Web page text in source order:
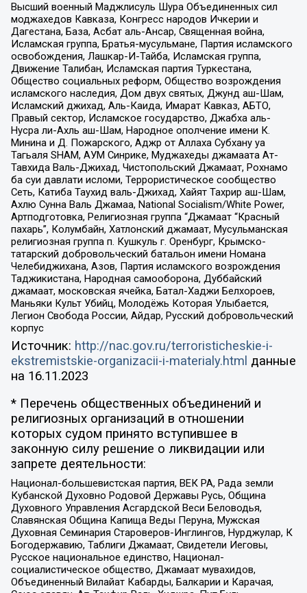
Высший военный Маджлисуль Шура Объединенных сил
моджахедов Кавказа, Конгресс народов Ичкерии и
Дагестана, База, Асбат аль-Ансар, Священная война,
Исламская группа, Братья-мусульмане, Партия исламского
освобождения, Лашкар-И-Тайба, Исламская группа,
Движение Талибан, Исламская партия Туркестана,
Общество социальных реформ, Общество возрождения
исламского наследия, Дом двух святых, Джунд аш-Шам,
Исламский джихад, Аль-Каида, Имарат Кавказ, АБТО,
Правый сектор, Исламское государство, Джабха аль-
Нусра ли-Ахль аш-Шам, Народное ополчение имени К.
Минина и Д. Пожарского, Аджр от Аллаха Субхану уа
Тагьаля SHAM, АУМ Синрике, Муджахеды джамаата Ат-
Тавхида Валь-Джихад, Чистопольский Джамаат, Рохнамо
ба суи давлати исломи, Террористическое сообщество
Сеть, Катиба Таухид валь-Джихад, Хайят Тахрир аш-Шам,
Ахлю Сунна Валь Джамаа, National Socialism/White Power,
Артподготовка, Религиозная группа “Джамаат “Красный
пахарь”, Колумбайн, Хатлонский джамаат, Мусульманская
религиозная группа п. Кушкуль г. Оренбург, Крымско-
татарский добровольческий батальон имени Номана
Челебиджихана, Азов, Партия исламского возрождения
Таджикистана, Народная самооборона, Дуббайский
джамаат, московская ячейка, Батал-Хаджи Белхороев,
Маньяки Культ Убийц, Молодёжь Которая Улыбается,
Легион Свобода России, Айдар, Русский добровольческий
корпус
Источник: http://nac.gov.ru/terroristicheskie-i-
ekstremistskie-organizacii-i-materialy.html данные
на 16.11.2023
* Перечень общественных объединений и
религиозных организаций в отношении
которых судом принято вступившее в
законную силу решение о ликвидации или
запрете деятельности:
Национал-большевистская партия, ВЕК РА, Рада земли
Кубанской Духовно Родовой Державы Русь, Община
Духовного Управления Асгардской Веси Беловодья,
Славянская Община Капища Веды Перуна, Мужская
Духовная Семинария Староверов-Инглингов, Нурджулар, К
Богодержавию, Таблиги Джамаат, Свидетели Иеговы,
Русское национальное единство, Национал-
социалистическое общество, Джамаат мувахидов,
Объединенный Вилайат Кабарды, Балкарии и Карачая,